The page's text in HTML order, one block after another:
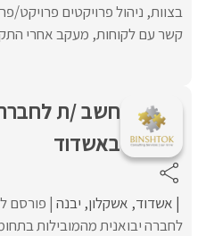
בצוות, ניהול פרויקטים פרויקט/
קשר עם לקוחות, מעקב אחרי
חשב /ת לחברה
באשדוד
אשדוד אשקלון יבנה פורסם
לחברה יבואנית מהמובילות